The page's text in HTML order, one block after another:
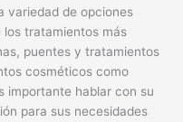
variedad de opciones
los tratamientos más
puentes y tratamientos
cosméticos como
importante hablar con su
para sus necesidades